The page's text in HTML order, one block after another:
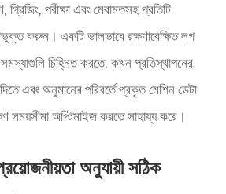
গ্রিজিং, পরীক্ষা এবং মেরামতসহ প্রতিটি
করুন। একটি ভালভাবে রক্ষণাবেক্ষিত লগ
চিহ্নিত করতে, কখন প্রতিস্থাপনের
এবং অনুমানের পরিবর্তে প্রকৃত মেশিন ডেটা
সময়সীমা অপ্টিমাইজ করতে সাহায্য করে।
অনুযায়ী সঠিক